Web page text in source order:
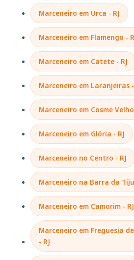
Marceneiro em Urca - RJ
Marceneiro em Flamengo -
Marceneiro em Catete - RJ
Marceneiro em Laranjeiras -
Marceneiro em Cosme Velho
Marceneiro em Glória - RJ
Marceneiro no Centro - RJ
Marceneiro na Barra da
Marceneiro em Camorim - RJ
Marceneiro em Freguesia
- RJ